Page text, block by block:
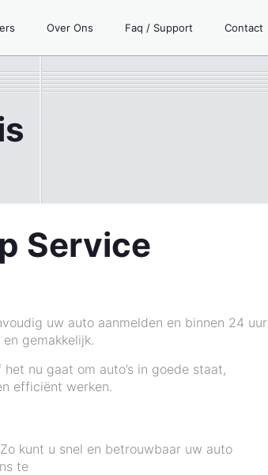
Over Ons Faq / Support Contact
Service
uw auto aanmelden en binnen 24 uur
gemakkelijk.
nu gaat om auto’s in goede staat,
efficiënt werken.
kunt u snel en betrouwbaar uw auto
te